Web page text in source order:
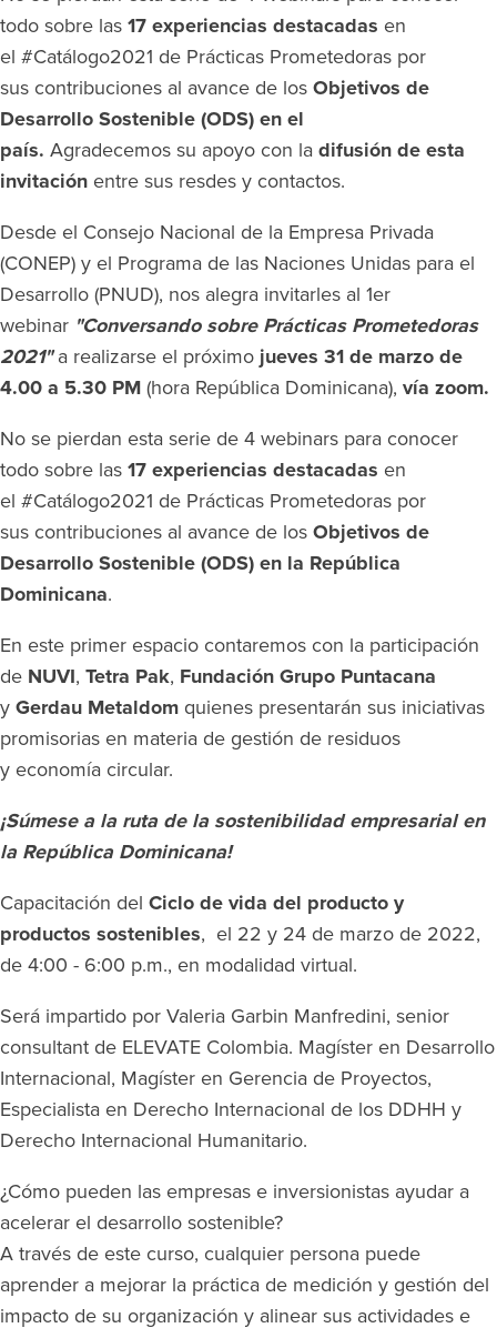
todo sobre las 17 experiencias destacadas en
el #Catálogo2021 de Prácticas Prometedoras por
sus contribuciones al avance de los Objetivos de
Desarrollo Sostenible (ODS) en el
país. Agradecemos su apoyo con la difusión de esta
invitación entre sus resdes y contactos.
Desde el Consejo Nacional de la Empresa Privada
(CONEP) y el Programa de las Naciones Unidas para el
Desarrollo (PNUD), nos alegra invitarles al 1er
webinar "Conversando sobre Prácticas Prometedoras
2021"a realizarse el próximo jueves 31 de marzo de
4.00 a 5.30 PM (hora República Dominicana), vía zoom.
No se pierdan esta serie de 4 webinars para conocer
todo sobre las 17 experiencias destacadas en
el #Catálogo2021 de Prácticas Prometedoras por
sus contribuciones al avance de los Objetivos de
Desarrollo Sostenible (ODS) en la República
Dominicana.
En este primer espacio contaremos con la participación
de NUVI, Tetra Pak, Fundación Grupo Puntacana
y Gerdau Metaldom quienes presentarán sus iniciativas
promisorias en materia de gestión de residuos
y economía circular.
¡Súmese a la ruta de la sostenibilidad empresarial en
la República Dominicana!
Capacitación del Ciclo de vida del producto y
productos sostenibles, el 22 y 24 de marzo de 2022,
de 4:00 - 6:00 p.m., en modalidad virtual.
Será impartido por Valeria Garbin Manfredini, senior
consultant de ELEVATE Colombia. Magíster en Desarrollo
Internacional, Magíster en Gerencia de Proyectos,
Especialista en Derecho Internacional de los DDHH y
Derecho Internacional Humanitario.
¿Cómo pueden las empresas e inversionistas ayudar a
acelerar el desarrollo sostenible?
A través de este curso, cualquier persona puede
aprender a mejorar la práctica de medición y gestión del
impacto de su organización y alinear sus actividades e